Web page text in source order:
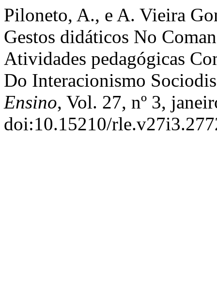
Piloneto, A., e A. Vieira
Gestos didáticos No
Atividades pedagógicas
Do Interacionismo
Ensino, Vol. 27, nº 3,
doi:10.15210/